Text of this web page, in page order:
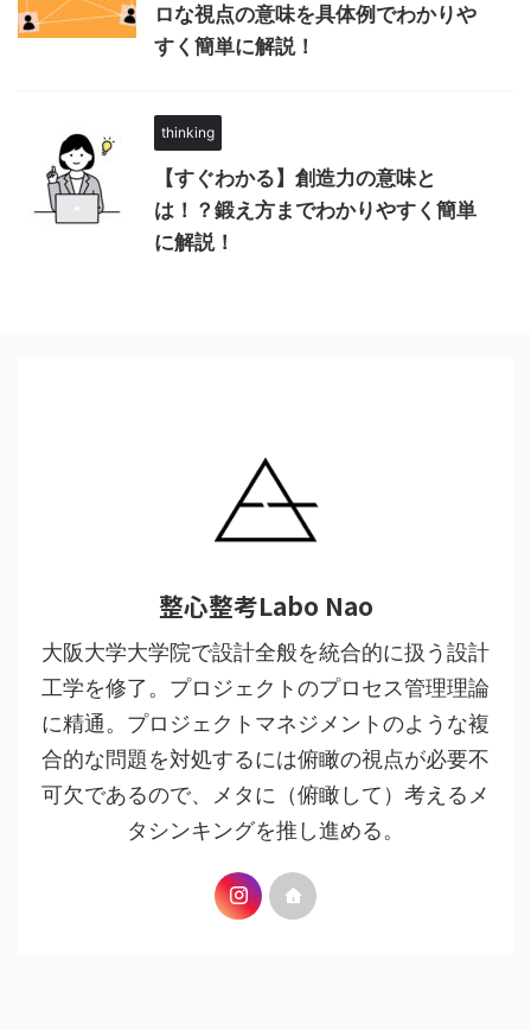
ロな視点の意味を具体例でわかりや
すく簡単に解説！
thinking
【すぐわかる】創造力の意味と
は！？鍛え方までわかりやすく簡単
に解説！
整心整考Labo Nao
大阪大学大学院で設計全般を統合的に扱う設計
工学を修了。プロジェクトのプロセス管理理論
に精通。プロジェクトマネジメントのような複
合的な問題を対処するには俯瞰の視点が必要不
可欠であるので、メタに（俯瞰して）考えるメ
タシンキングを推し進める。